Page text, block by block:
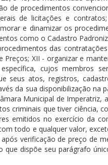
de procedimentos
de licitações e
e dinamizar os
como o Cadastro
das
XII - organizar e
cujos membros
seus atos, registros,
da sua disponibilização na
Municipal de
criminais que tiver ciência,
emitidos no exercício da
todo e qualquer valor,
verificação de preço de
dispõe seu parágrafo